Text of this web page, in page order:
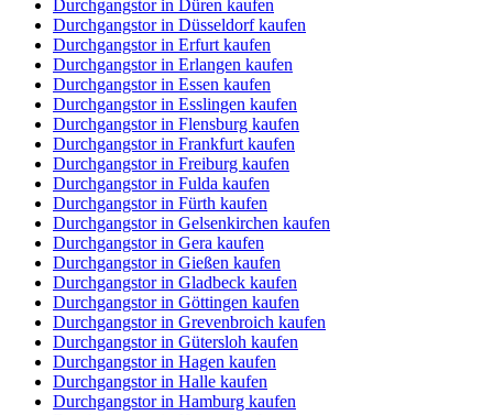
Durchgangstor in Düren kaufen
Durchgangstor in Düsseldorf kaufen
Durchgangstor in Erfurt kaufen
Durchgangstor in Erlangen kaufen
Durchgangstor in Essen kaufen
Durchgangstor in Esslingen kaufen
Durchgangstor in Flensburg kaufen
Durchgangstor in Frankfurt kaufen
Durchgangstor in Freiburg kaufen
Durchgangstor in Fulda kaufen
Durchgangstor in Fürth kaufen
Durchgangstor in Gelsenkirchen kaufen
Durchgangstor in Gera kaufen
Durchgangstor in Gießen kaufen
Durchgangstor in Gladbeck kaufen
Durchgangstor in Göttingen kaufen
Durchgangstor in Grevenbroich kaufen
Durchgangstor in Gütersloh kaufen
Durchgangstor in Hagen kaufen
Durchgangstor in Halle kaufen
Durchgangstor in Hamburg kaufen